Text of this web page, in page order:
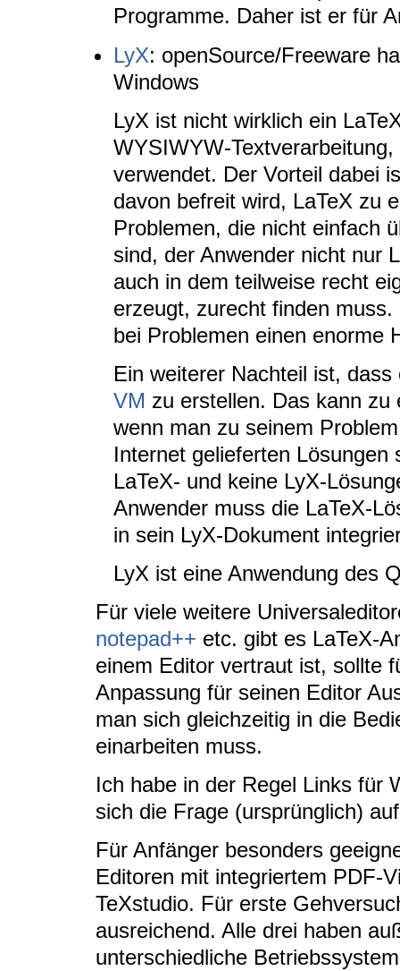
Programme. Daher ist er für
LyX: openSource/Freeware
Windows
LyX ist nicht wirklich ein
WYSIWYW-
verwendet. Der Vorteil dabei
davon befreit wird, LaTeX zu
Problemen, die nicht einfach
sind, der Anwender nicht nur
auch in dem teilweise recht
erzeugt, zurecht finden
bei Problemen einen enorme
Ein weiterer Nachteil ist,
VM zu erstellen. Das kann
wenn man zu seinem
Internet gelieferten Lösungen
LaTeX- und keine LyX-
Anwender muss die LaTeX-
in sein LyX-Dokument
LyX ist eine Anwendung des
Für viele weitere
notepad++ etc. gibt es LaTeX-
einem Editor vertraut ist, sollte
Anpassung für seinen Editor
man sich gleichzeitig in die
einarbeiten muss.
Ich habe in der Regel Links für
sich die Frage (ursprünglich)
Für Anfänger besonders
Editoren mit integriertem PDF-
TeXstudio. Für erste
ausreichend. Alle drei haben
unterschiedliche